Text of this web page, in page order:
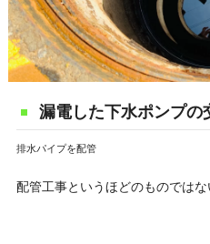
漏電した下水ポンプの
排水パイプを配管
配管工事というほどのものではな